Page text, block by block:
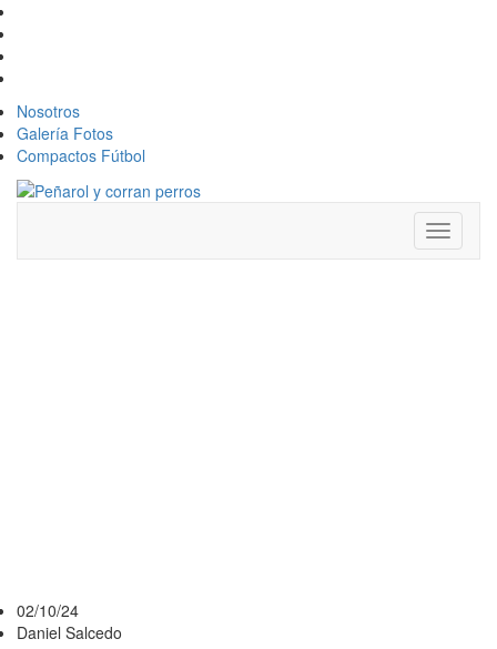
Nosotros
Galería Fotos
Compactos Fútbol
Toggle
02/10/24
Daniel Salcedo